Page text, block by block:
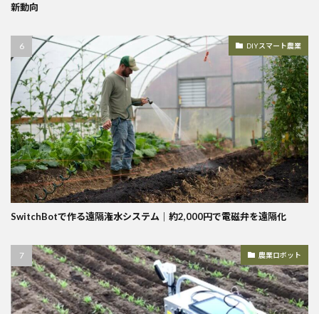
新動向
DIYスマート農業
SwitchBotで作る遠隔潅水システム｜約2,000円で電磁弁を遠隔化
農業ロボット